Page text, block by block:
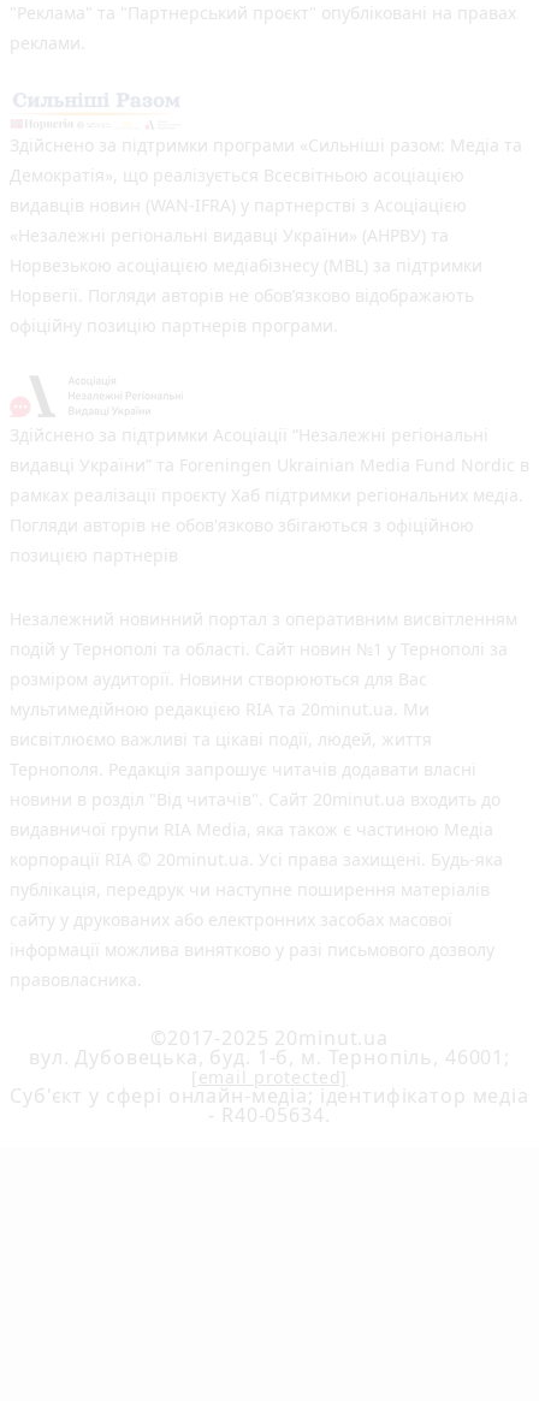
"Реклама" та "Партнерський проєкт" опубліковані на правах
реклами.
Здійснено за підтримки програми «Сильніші разом: Медіа та
Демократія», що реалізується Всесвітньою асоціацією
видавців новин (WAN-IFRA) у партнерстві з Асоціацією
«Незалежні регіональні видавці України» (АНРВУ) та
Норвезькою асоціацією медіабізнесу (MBL) за підтримки
Норвегії. Погляди авторів не обов’язково відображають
офіційну позицію партнерів програми.
Здійснено за підтримки Асоціації “Незалежні регіональні
видавці України” та Foreningen Ukrainian Media Fund Nordic в
рамках реалізації проєкту Хаб підтримки регіональних медіа.
Погляди авторів не обов'язково збігаються з офіційною
позицією партнерів
Незалежний новинний портал з оперативним висвітленням
подій у Тернополі та області. Сайт новин №1 у Тернополі за
розміром аудиторії. Новини створюються для Вас
мультимедійною редакцією RIA та 20minut.ua. Ми
висвітлюємо важливі та цікаві події, людей, життя
Тернополя. Редакція запрошує читачів додавати власні
новини в розділ "Від читачів". Сайт 20minut.ua входить до
видавничої групи RIA Media, яка також є частиною Медіа
корпорації RIA © 20minut.ua. Усі права захищені. Будь-яка
публiкацiя, передрук чи наступне поширення матеріалів
сайту у друкованих або електронних засобах масової
інформації можлива винятково у разі письмового дозволу
правовласника.
©2017-2025 20minut.ua
вул. Дубовецька, буд. 1-б, м. Тернопіль, 46001;
[email protected]
Cуб'єкт у сфері онлайн-медіа; ідентифікатор медіа
- R40-05634.